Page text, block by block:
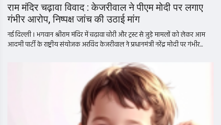
राम मंदिर चढ़ावा विवाद : केजरीवाल ने पीएम मोदी पर लगाए
गंभीर आरोप, निष्पक्ष जांच की उठाई मांग
नई दिल्ली । भगवान श्रीराम मंदिर में चढ़ावा चोरी और ट्रस्ट से जुड़े मामलों को लेकर आम
आदमी पार्टी के राष्ट्रीय संयोजक अरविंद केजरीवाल ने प्रधानमंत्री नरेंद्र मोदी पर गंभीर...